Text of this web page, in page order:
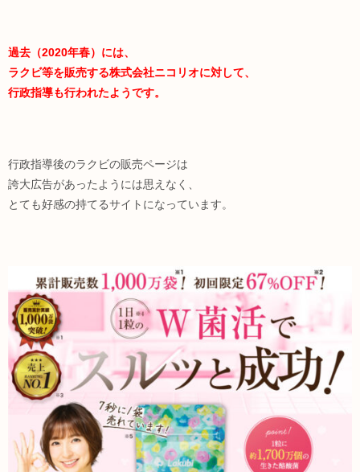
過去（2020年春）には、
ラクビ等を販売する株式会社ニコリオに対して、
行政指導も行われたようです。
行政指導後のラクビの販売ページは
誇大広告があったようには思えなく、
とても好感の持てるサイトになっています。